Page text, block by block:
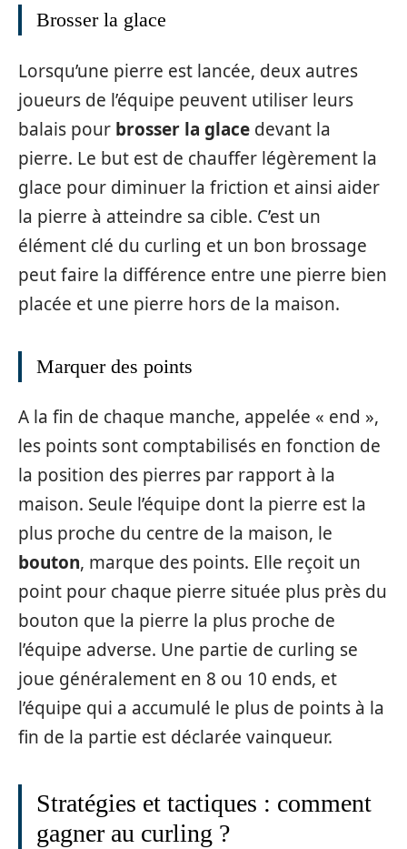
Brosser la glace
Lorsqu’une pierre est lancée, deux autres
joueurs de l’équipe peuvent utiliser leurs
balais pour brosser la glace devant la
pierre. Le but est de chauffer légèrement la
glace pour diminuer la friction et ainsi aider
la pierre à atteindre sa cible. C’est un
élément clé du curling et un bon brossage
peut faire la différence entre une pierre bien
placée et une pierre hors de la maison.
Marquer des points
A la fin de chaque manche, appelée « end »,
les points sont comptabilisés en fonction de
la position des pierres par rapport à la
maison. Seule l’équipe dont la pierre est la
plus proche du centre de la maison, le
bouton, marque des points. Elle reçoit un
point pour chaque pierre située plus près du
bouton que la pierre la plus proche de
l’équipe adverse. Une partie de curling se
joue généralement en 8 ou 10 ends, et
l’équipe qui a accumulé le plus de points à la
fin de la partie est déclarée vainqueur.
Stratégies et tactiques : comment
gagner au curling ?